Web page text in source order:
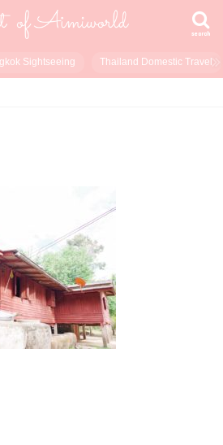
search
Sightseeing Thailand Domestic Travel